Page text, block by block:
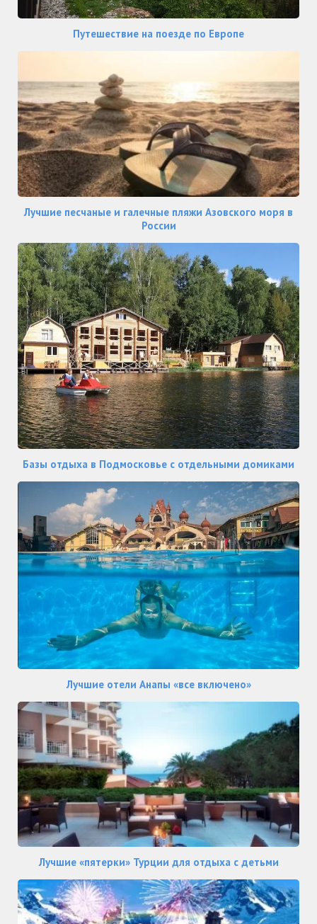
Путешествие на поезде по Европе
Лучшие песчаные и галечные пляжи Азовского моря в
России
Базы отдыха в Подмосковье с отдельными домиками
Лучшие отели Анапы «все включено»
Лучшие «пятерки» Турции для отдыха с детьми